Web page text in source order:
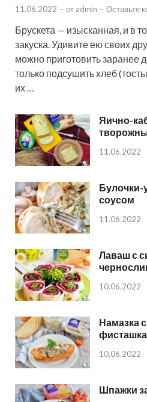
11.06.2022 - от admin - Оставьте
Брускета — изысканная, и в
закуска. Удивите ею своих
можно приготовить заранее
только подсушить хлеб
их …
Яично-
11.06.2022
Булочки-
соусом
11.06.2022
Лаваш с
10.06.2022
Намазка
10.06.2022
Шпажки